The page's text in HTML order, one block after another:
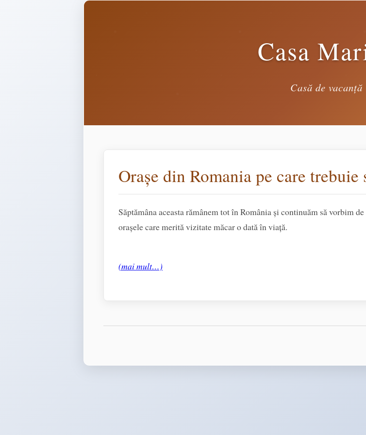
Casa
Casă de vacanță
Orașe din Romania pe care
Săptămâna aceasta rămânem tot în România și continuăm să vorbim
orașele care merită vizitate măcar o dată în viață.
(mai mult…)